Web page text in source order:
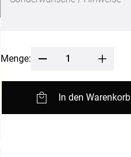
Menge:
In den Warenkorb